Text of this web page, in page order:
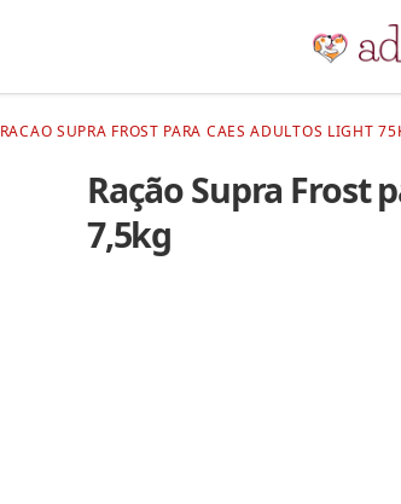
RACAO SUPRA FROST PARA CAES ADULTOS LIGHT
Ração Supra Frost
7,5kg